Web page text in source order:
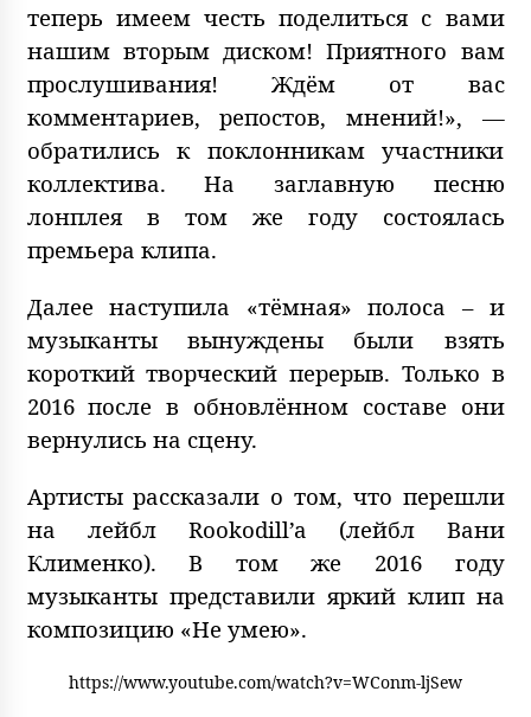
теперь имеем честь поделиться с вами
нашим вторым диском! Приятного вам
прослушивания! Ждём от вас
комментариев, репостов, мнений!», —
обратились к поклонникам участники
коллектива. На заглавную песню
лонплея в том же году состоялась
премьера клипа.
Далее наступила «тёмная» полоса – и
музыканты вынуждены были взять
короткий творческий перерыв. Только в
2016 после в обновлённом составе они
вернулись на сцену.
Артисты рассказали о том, что перешли
на лейбл Rookodill’a (лейбл Вани
Клименко). В том же 2016 году
музыканты представили яркий клип на
композицию «Не умею».
https://www.youtube.com/watch?v=WConm-ljSew